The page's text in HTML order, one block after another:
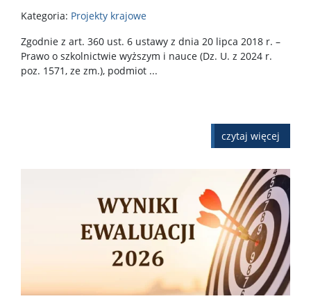
Kategoria: Projekty krajowe
Zgodnie z art. 360 ust. 6 ustawy z dnia 20 lipca 2018 r. –
Prawo o szkolnictwie wyższym i nauce (Dz. U. z 2024 r.
poz. 1571, ze zm.), podmiot ...
czytaj więcej